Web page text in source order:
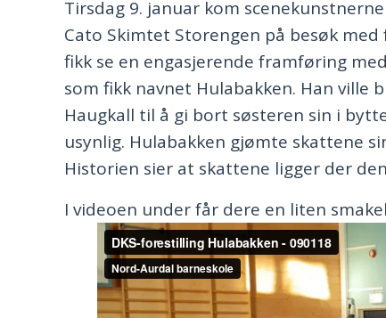
Tirsdag 9. januar kom
Cato Skimtet Storengen på besøk
fikk se en engasjerende framføring
som fikk navnet Hulabakken. Han ville
Haugkall til å gi bort søsteren sin i
usynlig. Hulabakken gjømte skattene
Historien sier at skattene ligger der
I videoen under får dere en liten